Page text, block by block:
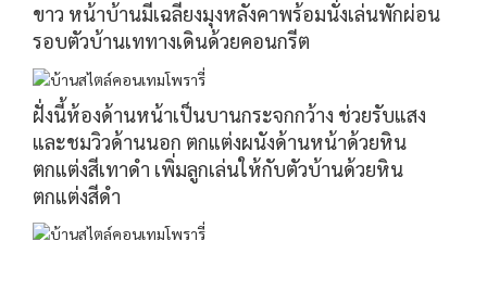
ขาว หน้าบ้านมีเฉลียงมุงหลังคาพร้อมนั่งเล่นพักผ่อน
รอบตัวบ้านเททางเดินด้วยคอนกรีต
ฝั่งนี้ห้องด้านหน้าเป็นบานกระจกกว้าง ช่วยรับแสง
และชมวิวด้านนอก ตกแต่งผนังด้านหน้าด้วยหิน
ตกแต่งสีเทาดำ เพิ่มลูกเล่นให้กับตัวบ้านด้วยหิน
ตกแต่งสีดำ